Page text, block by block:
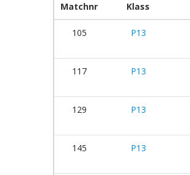
Matchnr Klass
105 P13
117 P13
129 P13
145 P13